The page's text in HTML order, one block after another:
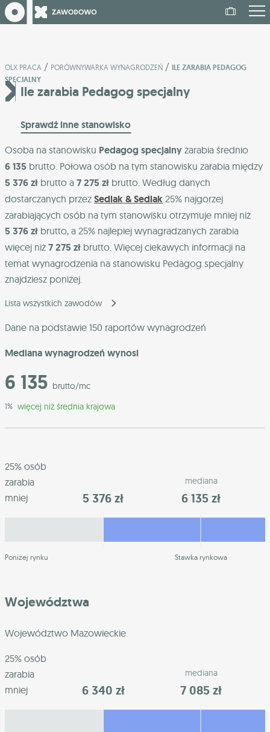
OLX PRACA / PORÓWNYWARKA WYNAGRODZEŃ / ILE ZARABIA PEDAGOG
SPECJALNY
Ile zarabia Pedagog specjalny
Sprawdź inne stanowisko
Osoba na stanowisku Pedagog specjalny zarabia średnio
6 135 brutto. Połowa osób na tym stanowisku zarabia między
5 376 zł brutto a 7 275 zł brutto. Według danych
dostarczanych przez Sedlak & Sedlak 25% najgorzej
zarabiających osób na tym stanowisku otrzymuje mniej niż
5 376 zł brutto, a 25% najlepiej wynagradzanych zarabia
więcej niż 7 275 zł brutto. Więcej ciekawych informacji na
temat wynagrodzenia na stanowisku Pedagog specjalny
znajdziesz poniżej.
Lista wszystkich zawodów
Dane na podstawie 150 raportów wynagrodzeń
Mediana wynagrodzeń wynosi
6 135 brutto/mc
1% więcej niż średnia krajowa
25% osób
zarabia
mniej
5 376 zł
mediana
6 135 zł
Poniżej rynku Stawka rynkowa
Województwa
Województwo Mazowieckie
25% osób
zarabia
mniej
6 340 zł
mediana
7 085 zł